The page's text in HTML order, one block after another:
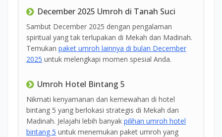
December 2025 Umroh di Tanah Suci
Sambut December 2025 dengan pengalaman
spiritual yang tak terlupakan di Mekah dan Madinah.
Temukan paket umroh lainnya di bulan December
2025 untuk melengkapi momen spesial Anda.
Umroh Hotel Bintang 5
Nikmati kenyamanan dan kemewahan di hotel
bintang 5 yang berlokasi strategis di Mekah dan
Madinah. Jelajahi lebih banyak pilihan umroh hotel
bintang 5 untuk menemukan paket umroh yang